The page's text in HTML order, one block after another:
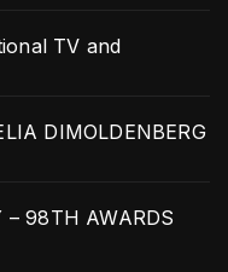
TV and
DIMOLDENBERG
– 98TH AWARDS